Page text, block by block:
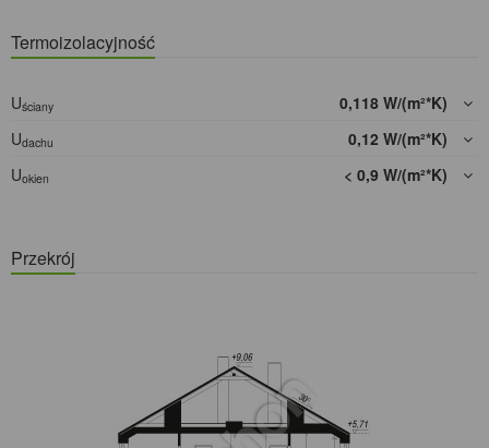
Termoizolacyjność
Uściany
0,118 W/(m²*K)
Udachu
0,12 W/(m²*K)
Uokien < 0,9 W/(m²*K)
Przekrój